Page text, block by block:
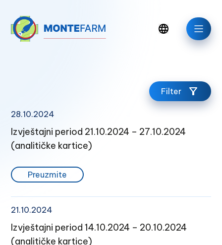
Filter
28.10.2024
Izvještajni period 21.10.2024 – 27.10.2024
(analitičke kartice)
Preuzmite
21.10.2024
Izvještajni period 14.10.2024 – 20.10.2024
(analitičke kartice)